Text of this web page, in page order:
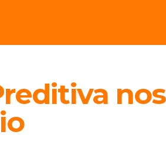
nos